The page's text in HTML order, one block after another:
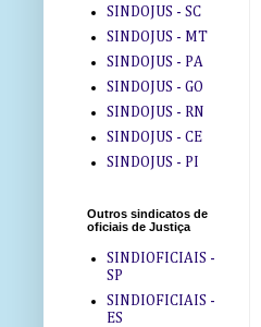
SINDOJUS - SC
SINDOJUS - MT
SINDOJUS - PA
SINDOJUS - GO
SINDOJUS - RN
SINDOJUS - CE
SINDOJUS - PI
Outros sindicatos de
oficiais de Justiça
SINDIOFICIAIS -
SP
SINDIOFICIAIS -
ES